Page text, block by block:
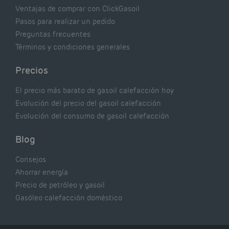
Ventajas de comprar con ClickGasoil
Pasos para realizar un pedido
Preguntas frecuentes
Términos y condiciones generales
Precios
El precio más barato de gasoil calefacción hoy
Evolución del precio del gasoil calefacción
Evolución del consumo de gasoil calefacción
Blog
Consejos
Ahorrar energía
Precio de petróleo y gasoil
Gasóleo calefacción doméstico